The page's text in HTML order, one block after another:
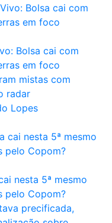
Bolsa cai com
em foco
mistas com
radar
Lopes
nesta 5ª mesmo
pelo Copom?
precificada,